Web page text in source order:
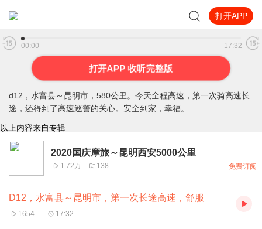
打开APP
D12，水富县～昆明市，第一次长途高速，舒服
00:00 17:32
打开APP 收听完整版
d12，水富县～昆明市，580公里。今天全程高速，第一次骑高速长
途，还得到了高速巡警的关心。安全到家，幸福。
以上内容来自专辑
2020国庆摩旅～昆明西安5000公里
1.72万 138 免费订阅
D12，水富县～昆明市，第一次长途高速，舒服
1654 17:32